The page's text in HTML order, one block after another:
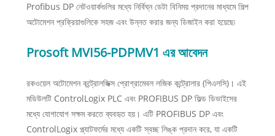
Profibus DP নেটওয়ার্কগুলির মধ্যে নির্বিঘ্ন ডেটা বিনিময় প্রদানের মাধ্যমে শিল্প
অটোমেশন প্রক্রিয়াগুলিকে সহজ এবং উন্নত করার জন্য ডিজাইন করা হয়েছে৷
Prosoft MVI56-PDPMV1 এর আবেদন
রকওয়েল অটোমেশন কন্ট্রোলজিক্স প্রোগ্রামেবল লজিক কন্ট্রোলার (পিএলসি)। এই
মডিউলটি ControlLogix PLC এবং PROFIBUS DP ফিল্ড ডিভাইসের
মধ্যে যোগাযোগ সক্ষম করতে ব্যবহৃত হয়। এটি PROFIBUS DP এবং
ControlLogix প্ল্যাটফর্মের মধ্যে একটি স্বচ্ছ লিঙ্ক প্রদান করে, যা একটি